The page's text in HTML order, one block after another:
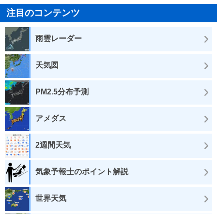
注目のコンテンツ
雨雲レーダー
天気図
PM2.5分布予測
アメダス
2週間天気
気象予報士のポイント解説
世界天気